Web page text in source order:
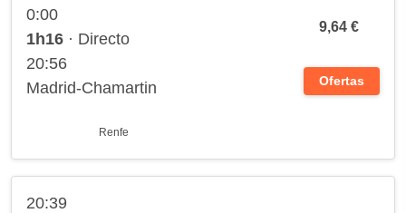
0:00
1h16 · Directo
20:56
Madrid-Chamartin
Renfe
9,64 €
Ofertas
20:39